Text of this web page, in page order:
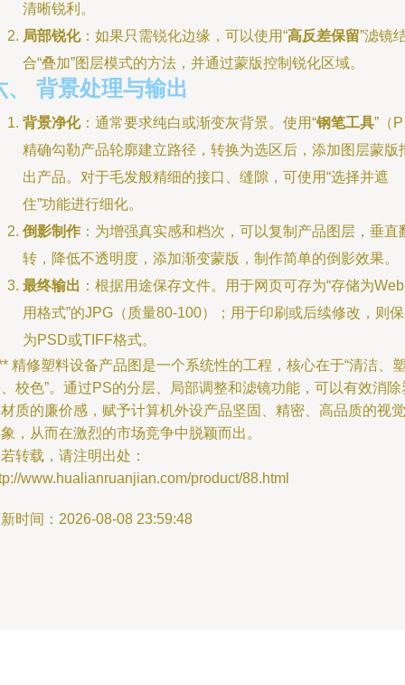
清晰锐利。
局部锐化：如果只需锐化边缘，可以使用“高反差保留”滤镜
合“叠加”图层模式的方法，并通过蒙版控制锐化区域。
、 背景处理与输出
背景净化：通常要求纯白或渐变灰背景。使用“钢笔工具”（
精确勾勒产品轮廓建立路径，转换为选区后，添加图层蒙版
出产品。对于毛发般精细的接口、缝隙，可使用“选择并遮
住”功能进行细化。
倒影制作 ：为增强真实感和档次，可以复制产品图层，垂直
转，降低不透明度，添加渐变蒙版，制作简单的倒影效果。
最终输出 ：根据用途保存文件。用于网页可存为“存储为
用格式”的JPG（质量80-100）；用于印刷或后续修改，则
为PSD或TIFF格式。
精修塑料设备产品图是一个系统性的工程，核心在于“清洁、
校色”。通过PS的分层、局部调整和滤镜功能，可以有效消除
质的廉价感，赋予计算机外设产品坚固、精密、高品质的视觉
，从而在激烈的市场竞争中脱颖而出。
转载，请注明出处：
www.hualianruanjian.com/product/88.html
时间：2026-08-08 23:59:48